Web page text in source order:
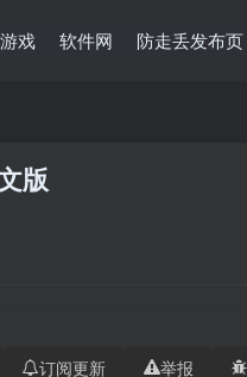
戏 软件网 防走丢发布页
版
订阅更新 举报